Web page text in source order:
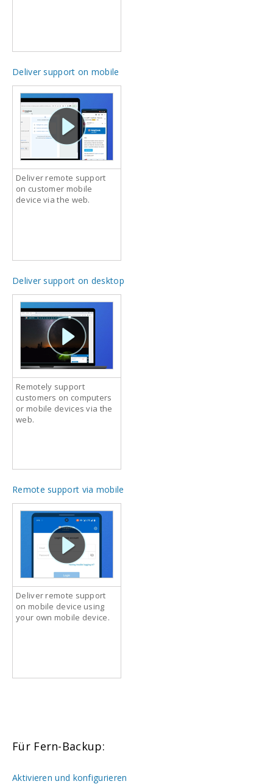
Deliver support on mobile
Deliver remote support
on customer mobile
device via the web.
Deliver support on desktop
Remotely support
customers on computers
or mobile devices via the
web.
Remote support via mobile
Deliver remote support
on mobile device using
your own mobile device.
Für Fern-Backup:
Aktivieren und konfigurieren